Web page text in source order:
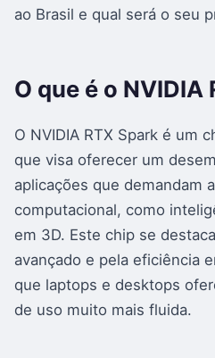
ao Brasil e qual será o seu
O que é o NVIDIA
O NVIDIA RTX Spark é um
que visa oferecer um
aplicações que demandam
computacional, como
em 3D. Este chip se
avançado e pela eficiência
que laptops e desktops
de uso muito mais fluida.